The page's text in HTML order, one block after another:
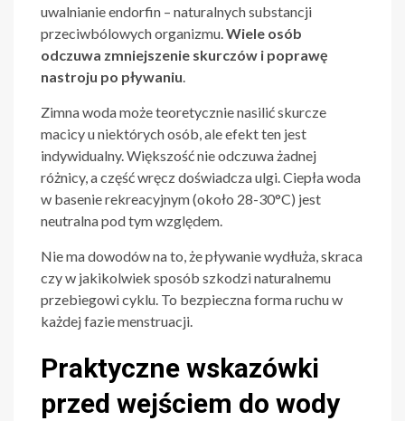
uwalnianie endorfin – naturalnych substancji
przeciwbólowych organizmu.Wiele osób
odczuwa zmniejszenie skurczów i poprawę
nastroju po pływaniu.
Zimna woda może teoretycznie nasilić skurcze
macicy u niektórych osób, ale efekt ten jest
indywidualny. Większość nie odczuwa żadnej
różnicy, a część wręcz doświadcza ulgi. Ciepła woda
w basenie rekreacyjnym (około 28-30°C) jest
neutralna pod tym względem.
Nie ma dowodów na to, że pływanie wydłuża, skraca
czy w jakikolwiek sposób szkodzi naturalnemu
przebiegowi cyklu. To bezpieczna forma ruchu w
każdej fazie menstruacji.
Praktyczne wskazówki
przed wejściem do wody